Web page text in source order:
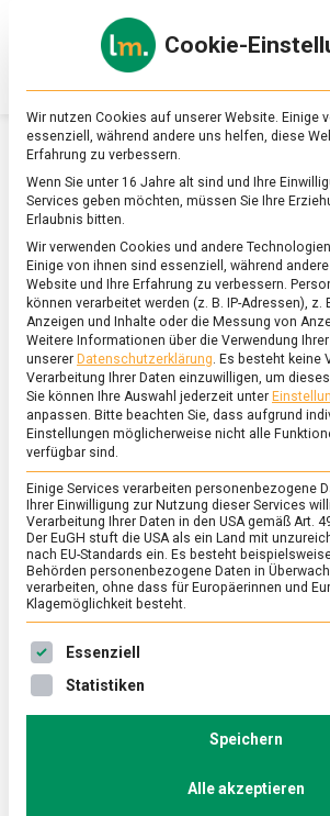
zu
&
SCHLAGWORT:DIPLOM-
ERNÄHRUNG & GESUNDHEIT /FEATURED
Auf eine Tasse mit dem
Kaffeesommelier
27. September 2024
Am 1. Oktober ist Tag des Kaffees.
sich mit Deutschlands erstem
Kaffeesommelier über das heiße,
Cookie-
Wir nutzen Cookies auf unserer Website. Einige
essenziell, während andere uns helfen, diese
Erfahrung zu verbessern.
Wenn Sie unter 16 Jahre alt sind und Ihre
Services geben möchten, müssen Sie Ihre
Erlaubnis bitten.
Wir verwenden Cookies und andere
Einige von ihnen sind essenziell, während
Website und Ihre Erfahrung zu verbessern.
können verarbeitet werden (z. B. IP-Adressen),
Anzeigen und Inhalte oder die Messung von
Weitere Informationen über die Verwendung
unserer Datenschutzerklärung. Es besteht keine
Verarbeitung Ihrer Daten einzuwilligen, um
Sie können Ihre Auswahl jederzeit unter
anpassen. Bitte beachten Sie, dass aufgrund
Einstellungen möglicherweise nicht alle
verfügbar sind.
Einige Services verarbeiten personenbezogene
Ihrer Einwilligung zur Nutzung dieser Services
Verarbeitung Ihrer Daten in den USA gemäß Art.
Der EuGH stuft die USA als ein Land mit
nach EU-Standards ein. Es besteht
Behörden personenbezogene Daten in
verarbeiten, ohne dass für Europäerinnen und
Klagemöglichkeit besteht.
Es folgt eine Liste der Service-
Essenziell
Statistiken
Speichern
Alle akzeptieren